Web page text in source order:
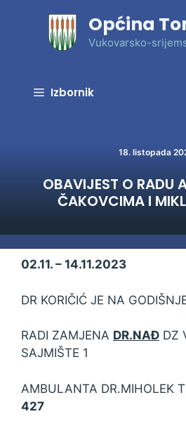
Općina
Vukovarsko-
Izbornik
18. listopada
OBAVIJEST O RADU
ČAKOVCIMA I
02.11. – 14.11.2023
DR KORIČIĆ JE NA
RADI ZAMJENA DR.NAĐ DZ
SAJMIŠTE 1
AMBULANTA DR.MIHOLEK
427